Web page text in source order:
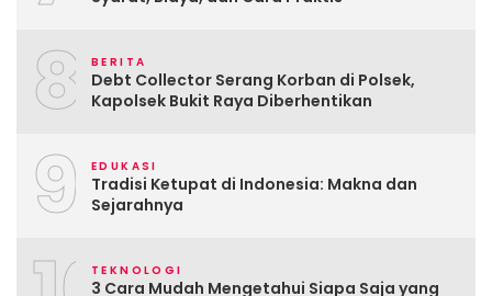
8 BERITA
Debt Collector Serang Korban di Polsek,
Kapolsek Bukit Raya Diberhentikan
9 EDUKASI
Tradisi Ketupat di Indonesia: Makna dan
Sejarahnya
TEKNOLOGI
3 Cara Mudah Mengetahui Siapa Saja yang